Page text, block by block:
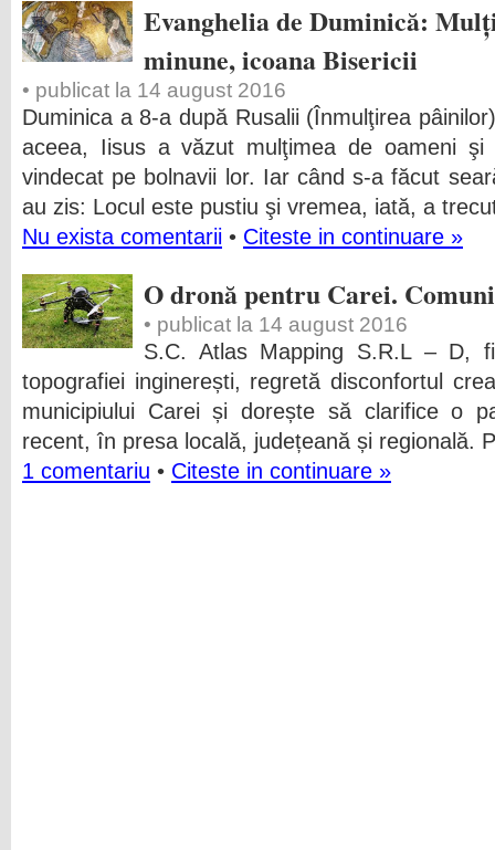
Evanghelia de Duminică:
minune, icoana Bisericii
• publicat la 14 august 2016
Duminica a 8-a după Rusalii (Înmulţirea
aceea, Iisus a văzut mulţimea de oameni
vindecat pe bolnavii lor. Iar când s-a făcut
au zis: Locul este pustiu şi vremea, iată, a
Nu exista comentarii • Citeste in continuare »
O dronă pentru Carei.
• publicat la 14 august 2016
S.C. Atlas Mapping S.R.L – D,
topografiei inginerești, regretă disconfortul
municipiului Carei și dorește să clarifice o
recent, în presa locală, județeană și regională.
1 comentariu • Citeste in continuare »